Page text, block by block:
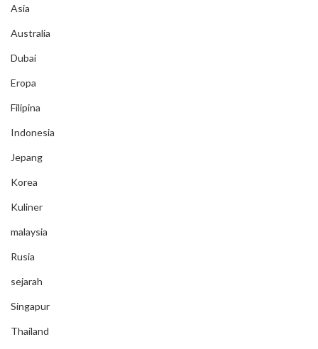
Asia
Australia
Dubai
Eropa
Filipina
Indonesia
Jepang
Korea
Kuliner
malaysia
Rusia
sejarah
Singapur
Thailand